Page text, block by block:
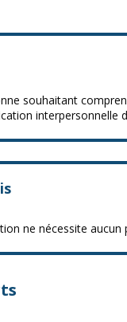
souhaitant
interpersonnelle
ne nécessite aucun